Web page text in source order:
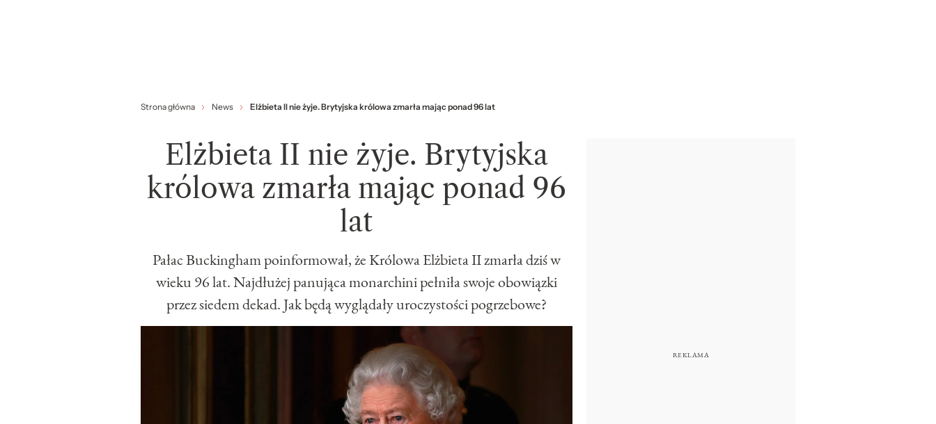
Strona główna News Elżbieta II nie żyje. Brytyjska królowa zmarła mając ponad 96 lat
Elżbieta II nie żyje. Brytyjska
królowa zmarła mając ponad 96
lat
Pałac Buckingham poinformował, że Królowa Elżbieta II zmarła dziś w
wieku 96 lat. Najdłużej panująca monarchini pełniła swoje obowiązki
przez siedem dekad. Jak będą wyglądały uroczystości pogrzebowe?